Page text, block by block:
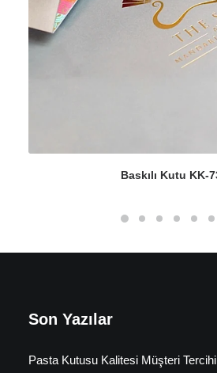
Baskılı Kutu KK-
Son Yazılar
Pasta Kutusu Kalitesi Müşteri